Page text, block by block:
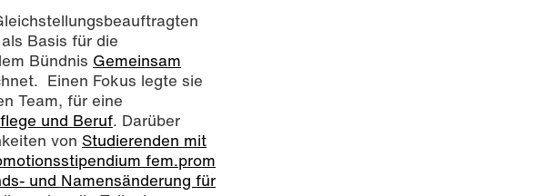
Basis für die
Bündnis Gemeinsam
Einen Fokus legte sie
Team, für eine
und Beruf. Darüber
von Studierenden mit
fem.prom
und Namensänderung für